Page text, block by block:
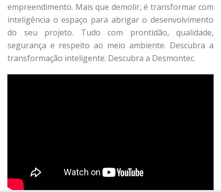
empreendimento. Mais que demolir, é transformar com
inteligência o espaço para abrigar o desenvolvimento
do seu projeto. Tudo com prontidão, qualidade,
segurança e respeito ao meio ambiente. Descubra a
transformação inteligente. Descubra a Desmontec.